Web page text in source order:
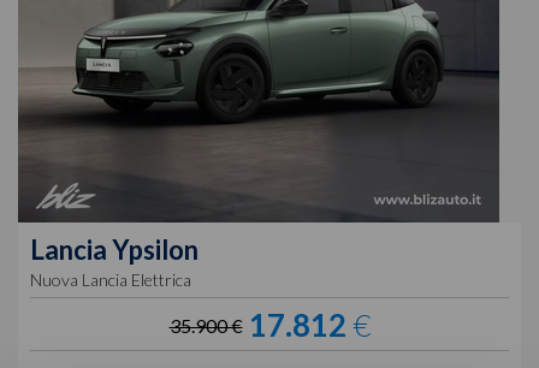
LanciaYpsilon
Nuova Lancia Elettrica
35.900 € 17.812€